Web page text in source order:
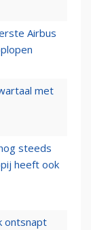
Airbus
met
steeds
heeft ook
ontsnapt